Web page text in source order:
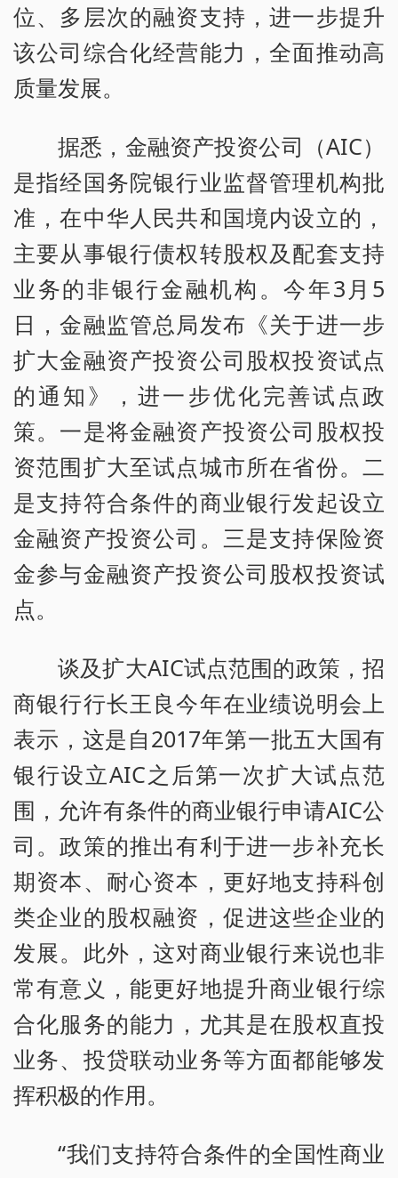
位、多层次的融资支持，进一步提升
该公司综合化经营能力，全面推动高
质量发展。
据悉，金融资产投资公司（AIC）
是指经国务院银行业监督管理机构批
准，在中华人民共和国境内设立的，
主要从事银行债权转股权及配套支持
业务的非银行金融机构。今年3月5
日，金融监管总局发布《关于进一步
扩大金融资产投资公司股权投资试点
的通知》，进一步优化完善试点政
策。一是将金融资产投资公司股权投
资范围扩大至试点城市所在省份。二
是支持符合条件的商业银行发起设立
金融资产投资公司。三是支持保险资
金参与金融资产投资公司股权投资试
点。
谈及扩大AIC试点范围的政策，招
商银行行长王良今年在业绩说明会上
表示，这是自2017年第一批五大国有
银行设立AIC之后第一次扩大试点范
围，允许有条件的商业银行申请AIC公
司。政策的推出有利于进一步补充长
期资本、耐心资本，更好地支持科创
类企业的股权融资，促进这些企业的
发展。此外，这对商业银行来说也非
常有意义，能更好地提升商业银行综
合化服务的能力，尤其是在股权直投
业务、投贷联动业务等方面都能够发
挥积极的作用。
“我们支持符合条件的全国性商业